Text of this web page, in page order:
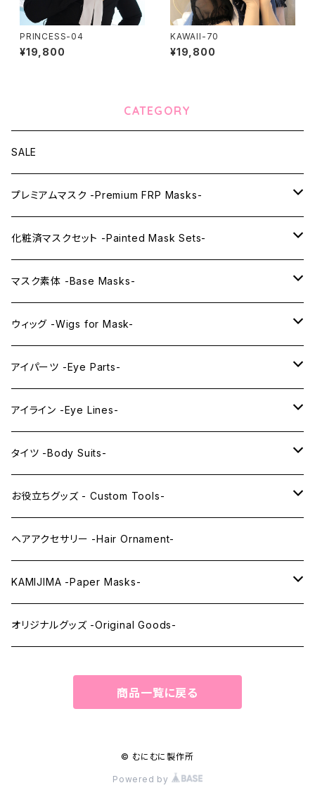
PRINCESS-04
¥19,800
KAWAII-70
¥19,800
CATEGORY
SALE
プレミアムマスク -Premium FRP Masks-
KAWAII PREMIUM Mask & Wig Sets
プレミアムマスク素体-Premium base masks-
プレミアムウィッグ -Premium Wigs-
プレミアムレンズアイ -Premium Lens eye-
化粧済マスクセット -Painted Mask Sets-
KAWAII EX series
KAWAII series
IDOL series
PRINCESS series
KAWAII Little series
マスク素体 -Base Masks-
アニメマスク -Anime Masks-
ドールマスク -Doll Masks-
ウィッグ -Wigs for Mask-
ロング -Long-
ミドル -Middle-
アイパーツ -Eye Parts-
レンズアイ -Lens Eyes-
レンズアイ
レンズアイEX
クリスタルアイ -Crystal Eyes-
アイライン -Eye Lines-
アイラインステッカー -Eye Line Stickers-
まゆ毛 -Eyebrows-
まつ毛 -Eyelash-
タイツ -Body Suits-
全身タイツ -Full Body Suits-
上半身タイツ -Upper Body Suits-
お役立ちグッズ - Custom Tools-
カスタム用品 -Custom Tools-
ウィッグメンテナンス -Wig Maintenance-
ヘアアクセサリー -Hair Ornament-
KAMIJIMA -Paper Masks-
ペーパーマスク -Paper Masks-
オリジナルグッズ -Original Goods-
商品一覧に戻る
© むにむに製作所
Powered by